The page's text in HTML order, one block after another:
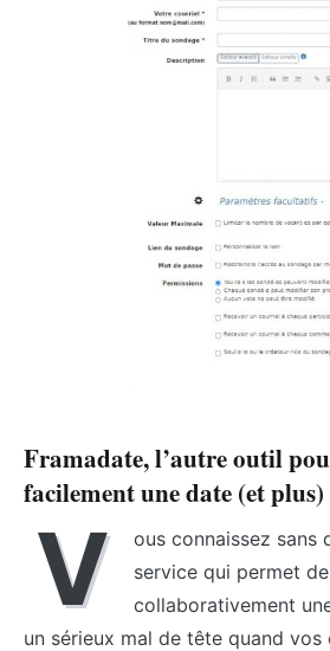
Framadate, l’autre outil
facilement une date (et plus)
V
ous connaissez sans
service qui permet
collaborativement
un sérieux mal de tête quand